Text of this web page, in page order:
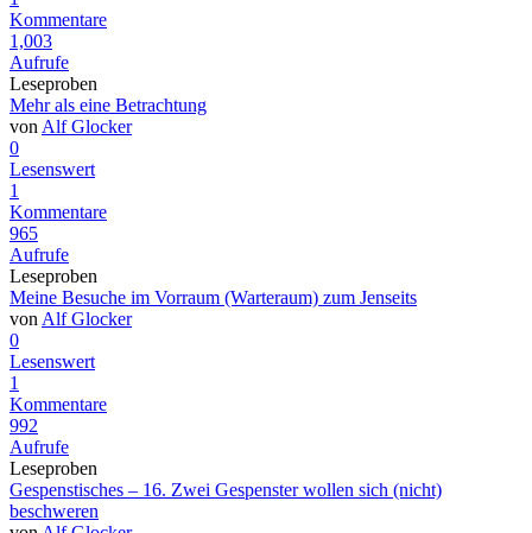
Kommentare
1,003
Aufrufe
Leseproben
Mehr als eine Betrachtung
von Alf Glocker
0
Lesenswert
1
Kommentare
965
Aufrufe
Leseproben
Meine Besuche im Vorraum (Warteraum) zum Jenseits
von Alf Glocker
0
Lesenswert
1
Kommentare
992
Aufrufe
Leseproben
Gespenstisches – 16. Zwei Gespenster wollen sich (nicht)
beschweren